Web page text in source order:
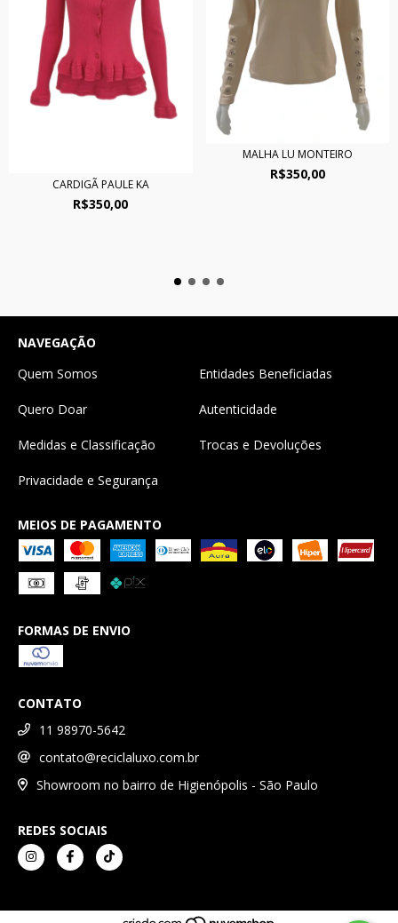
CARDIGÃ PAULE KA
R$350,00
MALHA LU MONTEIRO
R$350,00
NAVEGAÇÃO
Quem Somos
Entidades Beneficiadas
Quero Doar Autenticidade
Medidas e Classificação Trocas e Devoluções
Privacidade e Segurança
MEIOS DE PAGAMENTO
FORMAS DE ENVIO
CONTATO
11 98970-5642
contato@reciclaluxo.com.br
Showroom no bairro de Higienópolis - São Paulo
REDES SOCIAIS